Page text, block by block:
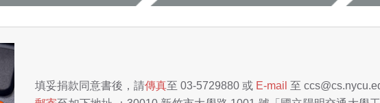
填妥捐款同意書後，請傳真至 03-5729880 或 E-mail 至